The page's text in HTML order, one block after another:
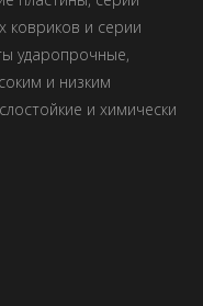
ковриков и серии
ударопрочные,
и низким
и химически